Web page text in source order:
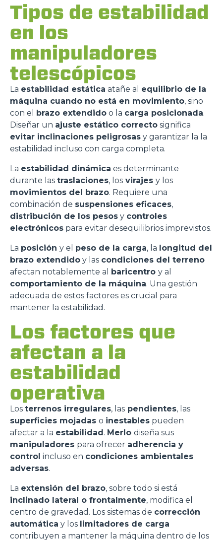
Tipos de estabilidad
en los
manipuladores
telescópicos
La estabilidad estática atañe al equilibrio de la
máquina cuando no está en movimiento, sino
con el brazo extendido o la carga posicionada.
Diseñar un ajuste estático correcto significa
evitar inclinaciones peligrosas y garantizar la la
estabilidad incluso con carga completa.
La estabilidad dinámica es determinante
durante las traslaciones, los virajes y los
movimientos del brazo. Requiere una
combinación de suspensiones eficaces,
distribución de los pesos y controles
electrónicos para evitar desequilibrios imprevistos.
La posición y el peso de la carga, la longitud del
brazo extendido y las condiciones del terreno
afectan notablemente al baricentro y al
comportamiento de la máquina. Una gestión
adecuada de estos factores es crucial para
mantener la estabilidad.
Los factores que
afectan a la
estabilidad
operativa
Los terrenos irregulares, las pendientes, las
superficies mojadas o inestables pueden
afectar a la estabilidad. Merlo diseña sus
manipuladores para ofrecer adherencia y
control incluso en condiciones ambientales
adversas.
La extensión del brazo, sobre todo si está
inclinado lateral o frontalmente, modifica el
centro de gravedad. Los sistemas de corrección
automática y los limitadores de carga
contribuyen a mantener la máquina dentro de los